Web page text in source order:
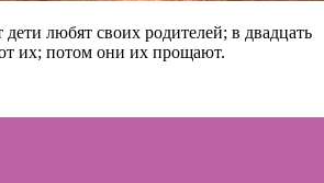
дети любят своих родителей; в двадцать
их; потом они их прощают.